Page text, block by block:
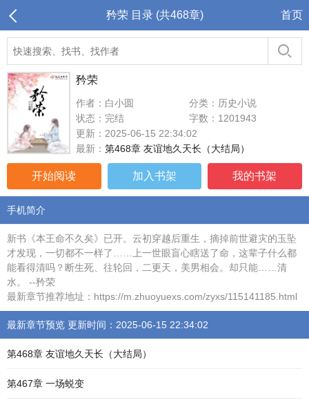
矜荣 目录 (共468章) 首页
矜荣
作者：白小圆
分类：历史小说
状态：完结
字数：1201943
更新：2025-06-15 22:34:02
最新： 第468章 友谊地久天长（大结局）
开始阅读 加入书架 我的书架
手机简介
新书《本王命不久矣》已开。云初穿越后重生，摘掉前世避灾的玉坠
才发现，一切都不一样了……上一世眼盲心瞎送了命，这辈子什么都
能看得清吗？断生死、往轮回，二更天，美男相会。却只能……清
水。 --矜荣
最新章节推荐地址：https://m.zhuoyuexs.com/zyxs/115141185.html
最新章节预览 更新时间：2025-06-15 22:34:02
第468章 友谊地久天长（大结局）
第467章 一场蜕变